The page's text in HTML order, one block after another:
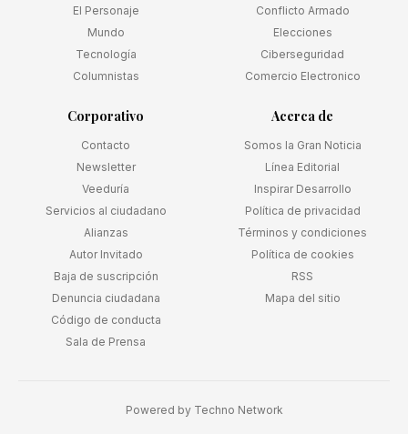
El Personaje
Mundo
Tecnología
Columnistas
Conflicto Armado
Elecciones
Ciberseguridad
Comercio Electronico
Corporativo
Contacto
Newsletter
Veeduría
Servicios al ciudadano
Alianzas
Autor Invitado
Baja de suscripción
Denuncia ciudadana
Código de conducta
Sala de Prensa
Acerca de
Somos la Gran Noticia
Línea Editorial
Inspirar Desarrollo
Política de privacidad
Términos y condiciones
Política de cookies
RSS
Mapa del sitio
Powered by Techno Network